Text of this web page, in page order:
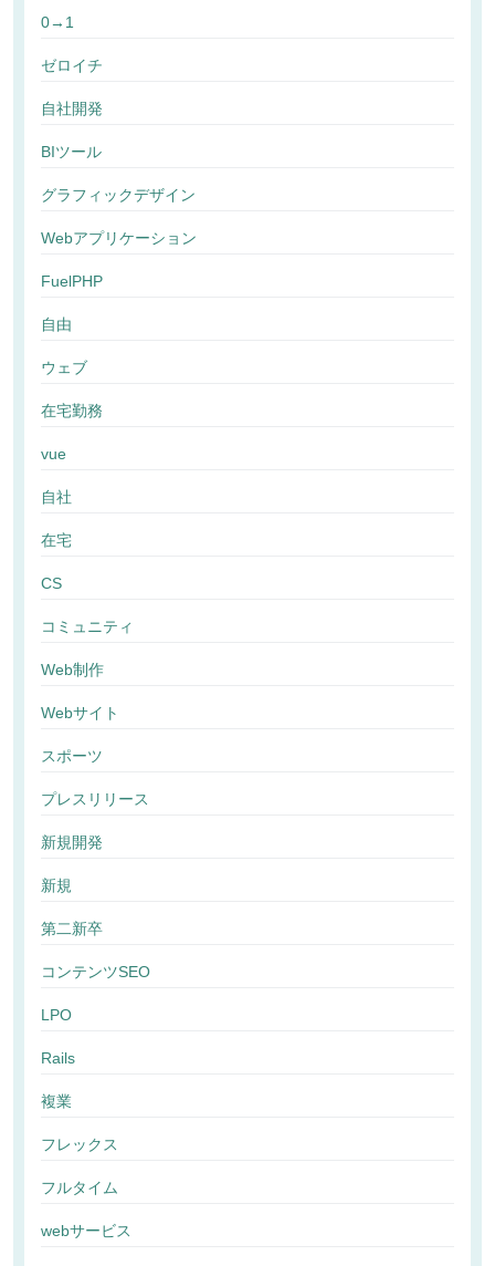
0→1
ゼロイチ
自社開発
BIツール
グラフィックデザイン
Webアプリケーション
FuelPHP
自由
ウェブ
在宅勤務
vue
自社
在宅
CS
コミュニティ
Web制作
Webサイト
スポーツ
プレスリリース
新規開発
新規
第二新卒
コンテンツSEO
LPO
Rails
複業
フレックス
フルタイム
webサービス